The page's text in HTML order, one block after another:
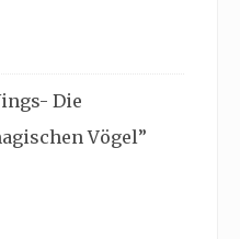
Die
Vögel”